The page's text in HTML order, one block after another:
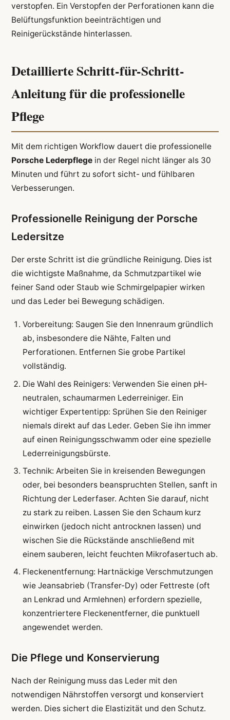
verstopfen. Ein Verstopfen der Perforationen kann die
Belüftungsfunktion beeinträchtigen und
Reinigerückstände hinterlassen.
Detaillierte Schritt-für-Schritt-
Anleitung für die professionelle
Pflege
Mit dem richtigen Workflow dauert die professionelle
Porsche Lederpflegein der Regel nicht länger als 30
Minuten und führt zu sofort sicht- und fühlbaren
Verbesserungen.
Professionelle Reinigung der Porsche
Ledersitze
Der erste Schritt ist die gründliche Reinigung. Dies ist
die wichtigste Maßnahme, da Schmutzpartikel wie
feiner Sand oder Staub wie Schmirgelpapier wirken
und das Leder bei Bewegung schädigen.
Vorbereitung: Saugen Sie den Innenraum gründlich
ab, insbesondere die Nähte, Falten und
Perforationen. Entfernen Sie grobe Partikel
vollständig.
Die Wahl des Reinigers: Verwenden Sie einen pH-
neutralen, schaumarmen Lederreiniger. Ein
wichtiger Expertentipp: Sprühen Sie den Reiniger
niemals direkt auf das Leder. Geben Sie ihn immer
auf einen Reinigungsschwamm oder eine spezielle
Lederreinigungsbürste.
Technik: Arbeiten Sie in kreisenden Bewegungen
oder, bei besonders beanspruchten Stellen, sanft in
Richtung der Lederfaser. Achten Sie darauf, nicht
zu stark zu reiben. Lassen Sie den Schaum kurz
einwirken (jedoch nicht antrocknen lassen) und
wischen Sie die Rückstände anschließend mit
einem sauberen, leicht feuchten Mikrofasertuch ab.
Fleckenentfernung: Hartnäckige Verschmutzungen
wie Jeansabrieb (Transfer-Dy) oder Fettreste (oft
an Lenkrad und Armlehnen) erfordern spezielle,
konzentriertere Fleckenentferner, die punktuell
angewendet werden.
Die Pflege und Konservierung
Nach der Reinigung muss das Leder mit den
notwendigen Nährstoffen versorgt und konserviert
werden. Dies sichert die Elastizität und den Schutz.